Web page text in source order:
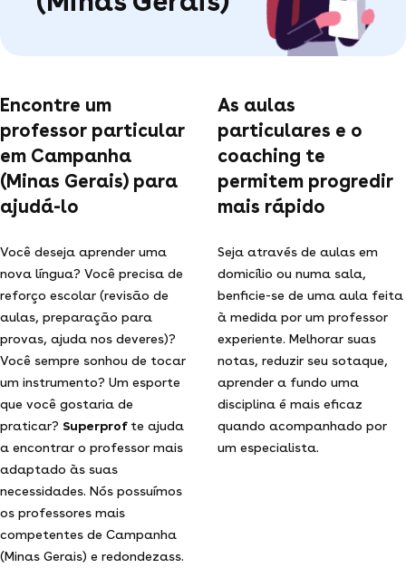
Encontre um
professor particular
em Campanha
(Minas Gerais) para
ajudá-lo
Você deseja aprender uma
nova língua? Você precisa de
reforço escolar (revisão de
aulas, preparação para
provas, ajuda nos deveres)?
Você sempre sonhou de tocar
um instrumento? Um esporte
que você gostaria de
praticar? Superprof te ajuda
a encontrar o professor mais
adaptado às suas
necessidades. Nós possuímos
os professores mais
competentes de Campanha
(Minas Gerais) e redondezass.
As aulas
particulares e o
coaching te
permitem progredir
mais rápido
Seja através de aulas em
domicílio ou numa sala,
benficie-se de uma aula feita
à medida por um professor
experiente. Melhorar suas
notas, reduzir seu sotaque,
aprender a fundo uma
disciplina é mais eficaz
quando acompanhado por
um especialista.